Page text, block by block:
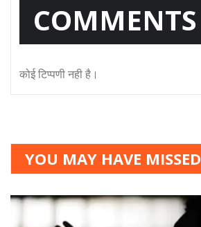
COMMENTS
कोई टिप्पणी नही है।
YOU MAY HAVE MISSED